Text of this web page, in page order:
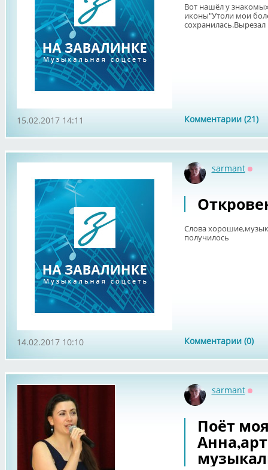
Вот нашёл у
иконы"Утоли мои
сохранилась.Вырезал
Комментарии (21)
15.02.2017 14:11
sarmant
Слова
получилось
Комментарии (0)
14.02.2017 10:10
sarmant
Поёт